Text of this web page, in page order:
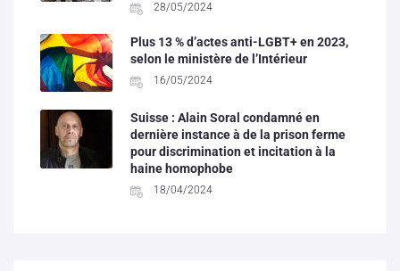
28/05/2024
Plus 13 % d’actes anti-LGBT+ en 2023,
selon le ministère de l’Intérieur
16/05/2024
Suisse : Alain Soral condamné en
dernière instance à de la prison ferme
pour discrimination et incitation à la
haine homophobe
18/04/2024